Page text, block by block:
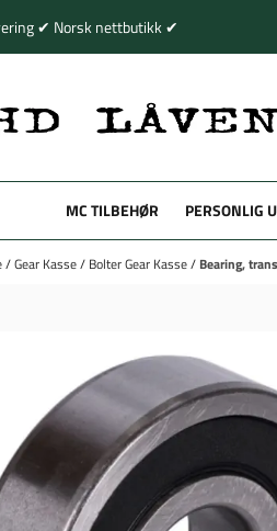
✔ Norsk nettbutikk ✔
MC TILBEHØR PERSONLIG
/Gear Kasse/ Bolter Gear Kasse/ Bearing,